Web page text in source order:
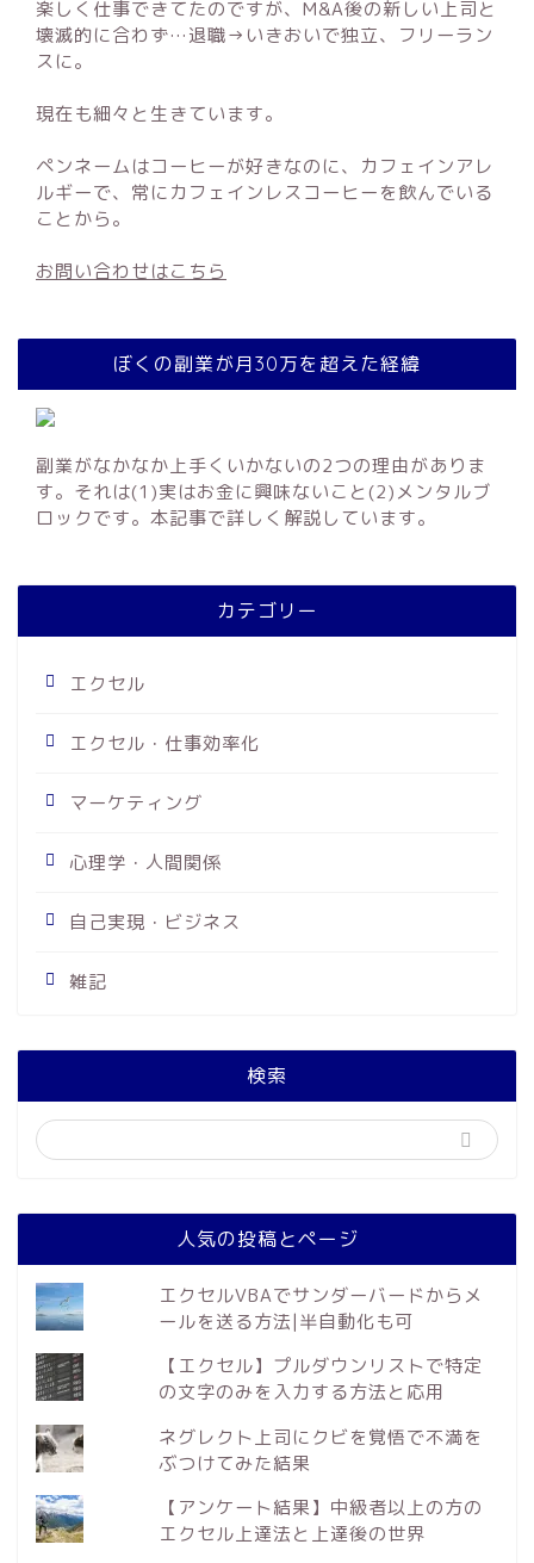
楽しく仕事できてたのですが、M&A後の新しい上司と
壊滅的に合わず…退職→いきおいで独立、フリーラン
スに。
現在も細々と生きています。
ペンネームはコーヒーが好きなのに、カフェインアレ
ルギーで、常にカフェインレスコーヒーを飲んでいる
ことから。
お問い合わせはこちら
ぼくの副業が月30万を超えた経緯
副業がなかなか上手くいかないの2つの理由がありま
す。それは(1)実はお金に興味ないこと(2)メンタルブ
ロックです。本記事で詳しく解説しています。
カテゴリー
エクセル
エクセル・仕事効率化
マーケティング
心理学・人間関係
自己実現・ビジネス
雑記
検索
人気の投稿とページ
エクセルVBAでサンダーバードからメ
ールを送る方法|半自動化も可
【エクセル】プルダウンリストで特定
の文字のみを入力する方法と応用
ネグレクト上司にクビを覚悟で不満を
ぶつけてみた結果
【アンケート結果】中級者以上の方の
エクセル上達法と上達後の世界